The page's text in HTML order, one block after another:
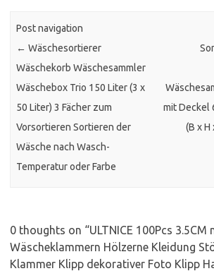
Post navigation
← Wäschesortierer
Wäschekorb Wäschesammler
Wäschebox Trio 150 Liter (3 x
50 Liter) 3 Fächer zum
Vorsortieren Sortieren der
Wäsche nach Wasch-
Temperatur oder Farbe
mit Deckel
(B x H
0 thoughts on “ULTNICE 100Pcs 3.5CM
Wäscheklammern Hölzerne Kleidung
Klammer Klipp dekorativer Foto Klipp